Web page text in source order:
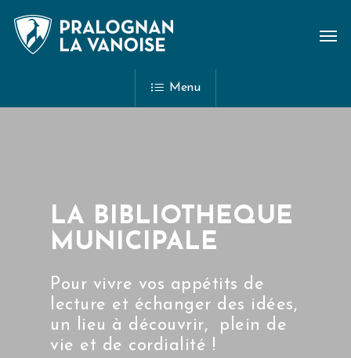
Menu
LA BIBLIOTHÈQUE
MUNICIPALE
Pour vivre vos appétits de
lecture et échanger des idées,
un lieu à découvrir, plein de
vie et de cordialité !